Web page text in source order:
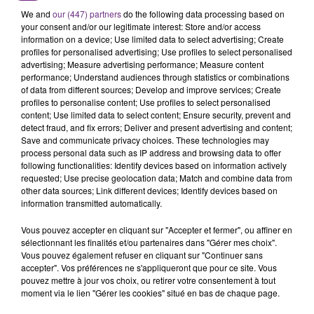
FIL D'ACTU
LA CENTRALE NUCLÉAIRE DE CHOOZ
TOUJOURS À L'ARRÊT
Cela fait déjà une semaine que la centrale
nucléaire ardennaise est à l'arrêt. Une situation
justifiée par la sécheresse intense qui est toujours
We and our (447) partnersdo the following data processing based on
your consent and/or our legitimate interest: Store and/or access
information on a device; Use limited data to select advertising; Create
profiles for personalised advertising; Use profiles to select personalised
advertising; Measure advertising performance; Measure content
performance; Understand audiences through statistics or combinations
of data from different sources; Develop and improve services; Create
profiles to personalise content; Use profiles to select personalised
content; Use limited data to select content; Ensure security, prevent and
detect fraud, and fix errors; Deliver and present advertising and content;
Save and communicate privacy choices. These technologies may
process personal data such as IP address and browsing data to offer
following functionalities: Identify devices based on information actively
requested; Use precise geolocation data; Match and combine data from
other data sources; Link different devices; Identify devices based on
information transmitted automatically.
Vous pouvez accepter en cliquant sur "Accepter et fermer", ou affiner en
sélectionnant les finalités et/ou partenaires dans "Gérer mes choix".
Vous pouvez également refuser en cliquant sur "Continuer sans
accepter". Vos préférences ne s'appliqueront que pour ce site. Vous
pouvez mettre à jour vos choix, ou retirer votre consentement à tout
moment via le lien "Gérer les cookies" situé en bas de chaque page.